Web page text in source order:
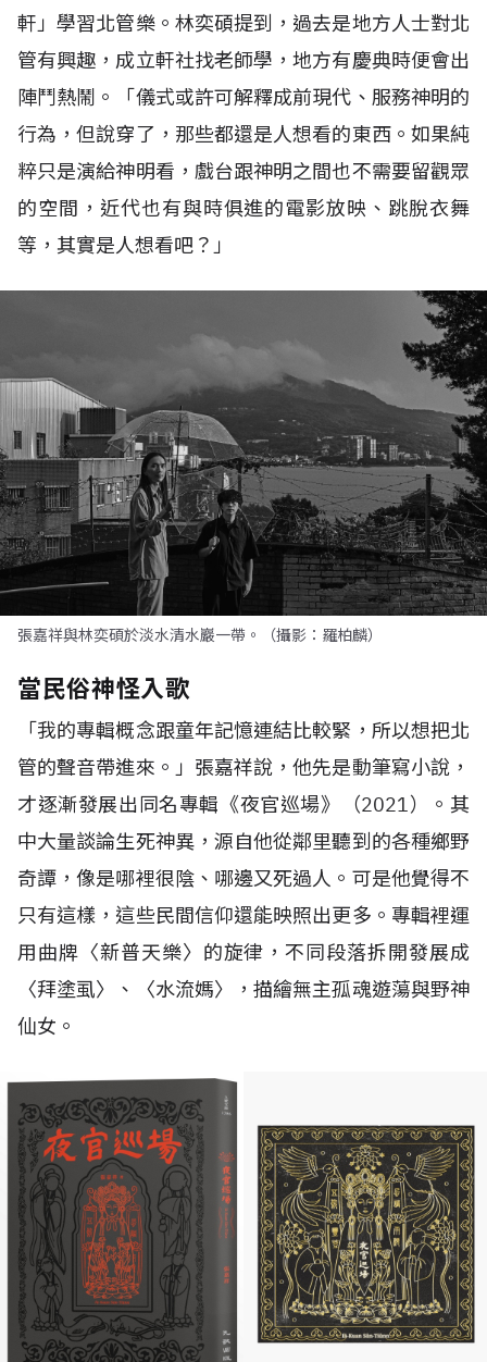
軒」學習北管樂。林奕碩提到，過去是地方人士對北
管有興趣，成立軒社找老師學，地方有慶典時便會出
陣鬥熱鬧。「儀式或許可解釋成前現代、服務神明的
行為，但說穿了，那些都還是人想看的東西。如果純
粹只是演給神明看，戲台跟神明之間也不需要留觀眾
的空間，近代也有與時俱進的電影放映、跳脫衣舞
等，其實是人想看吧？」
張嘉祥與林奕碩於淡水清水巖一帶。（攝影：羅柏麟）
當民俗神怪入歌
「我的專輯概念跟童年記憶連結比較緊，所以想把北
管的聲音帶進來。」張嘉祥說，他先是動筆寫小說，
才逐漸發展出同名專輯《夜官巡場》（2021）。其
中大量談論生死神異，源自他從鄰里聽到的各種鄉野
奇譚，像是哪裡很陰、哪邊又死過人。可是他覺得不
只有這樣，這些民間信仰還能映照出更多。專輯裡運
用曲牌〈新普天樂〉的旋律，不同段落拆開發展成
〈拜塗虱〉、〈水流媽〉，描繪無主孤魂遊蕩與野神
仙女。